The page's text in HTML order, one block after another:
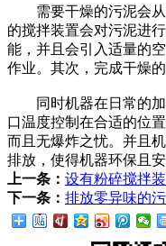
需要干燥的污泥会从
的搅拌装置会对污泥进
能，并且会引入适量的
作业。其次，完成干燥
同时机器在日常的加
口温度控制在合适的位
而且无爆炸之忧。并且
排放，使得机器环保且安
上一条： 设有粉碎搅拌
下一条： 排放零异味的